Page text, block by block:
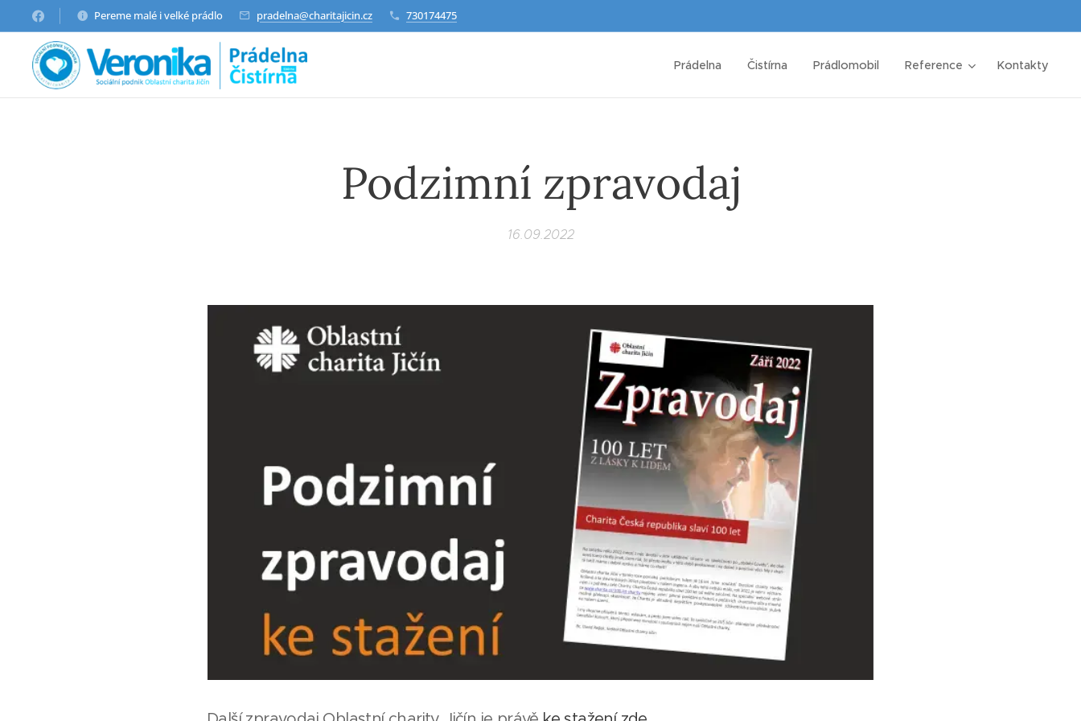
Pereme malé i velké prádlo pradelna@charitajicin.cz 730174475
Prádelna Čistírna Prádlomobil Reference Kontakty
Podzimní zpravodaj
16.09.2022